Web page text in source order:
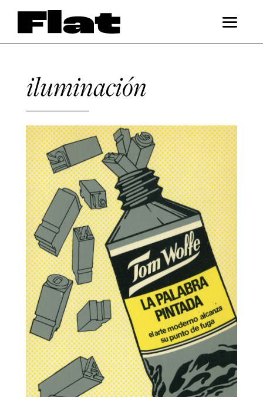
iluminación